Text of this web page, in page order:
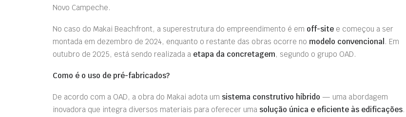
Novo Campeche.
No caso do Makai Beachfront, a superestrutura do empreendimento é em off-site e começou a ser
montada em dezembro de 2024, enquanto o restante das obras ocorre no modelo convencional . Em
outubro de 2025, está sendo realizada a etapa da concretagem, segundo o grupo OAD.
Como é o uso de pré-fabricados?
De acordo com a OAD, a obra do Makai adota um sistema construtivo híbrido — uma abordagem
inovadora que integra diversos materiais para oferecer uma solução única e eficiente às edificações.